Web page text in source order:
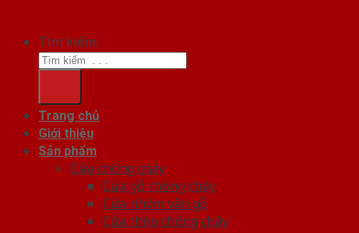
Tìm kiếm:
Trang chủ
Giới thiệu
Sản phẩm
Cửa chống cháy
Cửa gỗ chống cháy
Cửa nhôm vân gỗ
Cửa thép chống cháy